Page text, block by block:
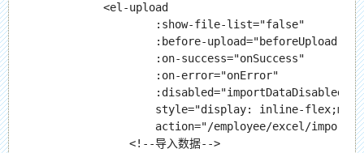
            <el-upload
                    :show-file-list="false"
                    :before-upload="beforeUpload"
                    :on-success="onSuccess"
                    :on-error="onError"
                    :disabled="importDataDisabled"
style="display: inline-
                    action="/employee/excel/import">
                <!--导入数据-->